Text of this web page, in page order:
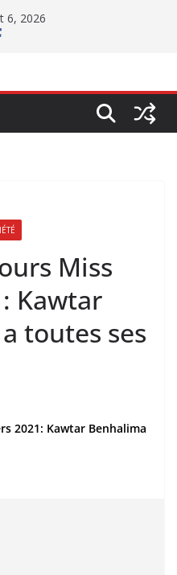
6, 2026
Miss
Kawtar
toutes ses
2021: Kawtar Benhalima